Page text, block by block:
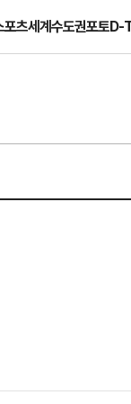
포츠세계수도권포토D-